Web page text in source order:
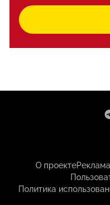
О проектеРеклама
Политика